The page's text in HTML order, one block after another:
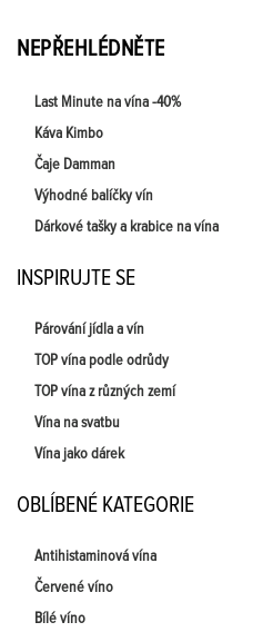
NEPŘEHLÉDNĚTE
Last Minute na vína -40%
Káva Kimbo
Čaje Damman
Výhodné balíčky vín
Dárkové tašky a krabice na vína
INSPIRUJTE SE
Párování jídla a vín
TOP vína podle odrůdy
TOP vína z různých zemí
Vína na svatbu
Vína jako dárek
OBLÍBENÉ KATEGORIE
Antihistaminová vína
Červené víno
Bílé víno